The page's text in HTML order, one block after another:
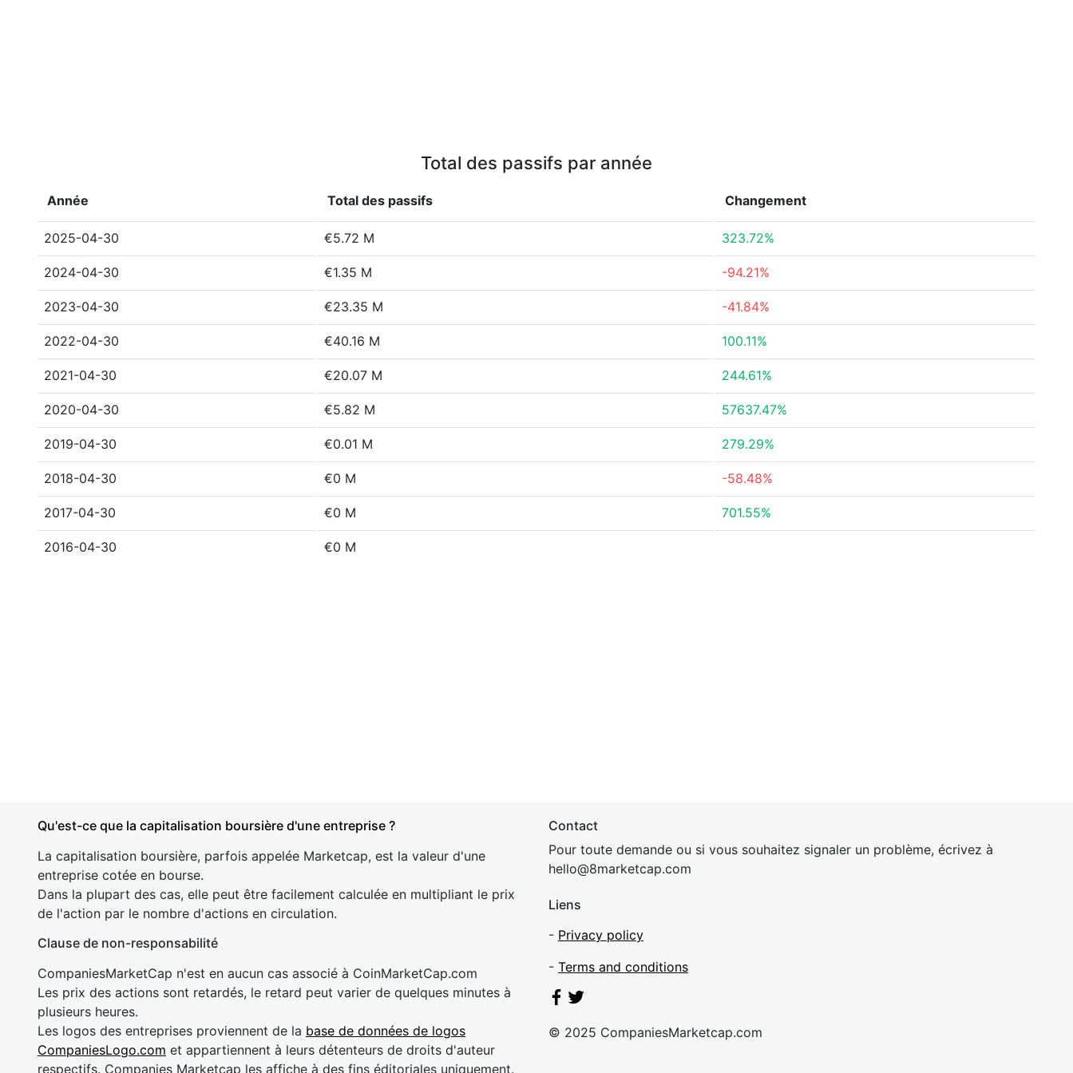
Total des passifs par année
Année Total des passifs Changement
2025-04-30 €5.72 M 323.72%
2024-04-30 €1.35 M -94.21%
2023-04-30 €23.35 M -41.84%
2022-04-30 €40.16 M 100.11%
2021-04-30 €20.07 M 244.61%
2020-04-30 €5.82 M 57637.47%
2019-04-30 €0.01 M 279.29%
2018-04-30 €0 M -58.48%
2017-04-30 €0 M 701.55%
2016-04-30 €0 M
Qu'est-ce que la capitalisation boursière d'une entreprise ?
La capitalisation boursière, parfois appelée Marketcap, est la valeur d'une
entreprise cotée en bourse.
Dans la plupart des cas, elle peut être facilement calculée en multipliant le prix
de l'action par le nombre d'actions en circulation.
Clause de non-responsabilité
CompaniesMarketCap n'est en aucun cas associé à CoinMarketCap.com
Les prix des actions sont retardés, le retard peut varier de quelques minutes à
plusieurs heures.
Les logos des entreprises proviennent de la base de données de logos
CompaniesLogo.com et appartiennent à leurs détenteurs de droits d'auteur
respectifs. Companies Marketcap les affiche à des fins éditoriales uniquement.
Contact
Pour toute demande ou si vous souhaitez signaler un problème, écrivez à
hello@8marketcap.com
Liens
- Privacy policy
- Terms and conditions
© 2025 CompaniesMarketcap.com